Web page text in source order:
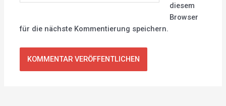
diesem
Browser
für die nächste Kommentierung speichern.